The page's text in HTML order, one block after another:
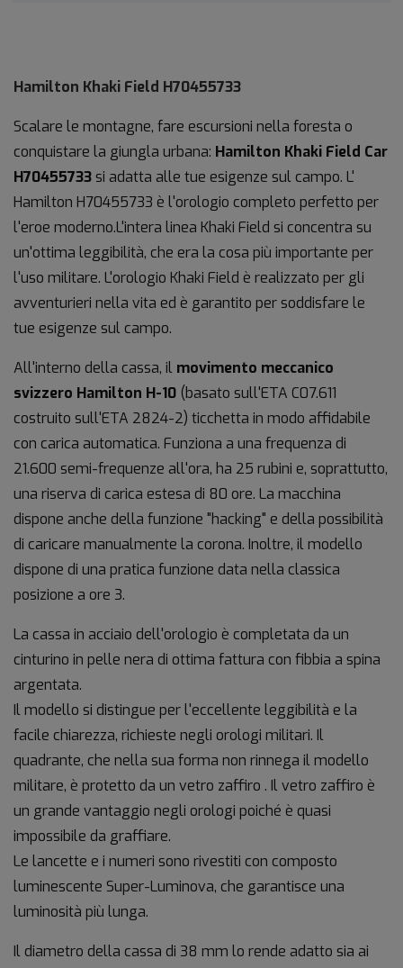
Hamilton Khaki Field H70455733
Scalare le montagne, fare escursioni nella foresta o
conquistare la giungla urbana: Hamilton Khaki Field Car
H70455733si adatta alle tue esigenze sul campo. L'
Hamilton H70455733 è l'orologio completo perfetto per
l'eroe moderno.L'intera linea Khaki Field si concentra su
un'ottima leggibilità, che era la cosa più importante per
l'uso militare. L'orologio Khaki Field è realizzato per gli
avventurieri nella vita ed è garantito per soddisfare le
tue esigenze sul campo.
All'interno della cassa, il movimento meccanico
svizzero Hamilton H-10 (basato sull'ETA C07.611
costruito sull'ETA 2824-2) ticchetta in modo affidabile
con carica automatica. Funziona a una frequenza di
21.600 semi-frequenze all'ora, ha 25 rubini e, soprattutto,
una riserva di carica estesa di 80 ore. La macchina
dispone anche della funzione "hacking" e della possibilità
di caricare manualmente la corona. Inoltre, il modello
dispone di una pratica funzione data nella classica
posizione a ore 3.
La cassa in acciaio dell'orologio è completata da un
cinturino in pelle nera di ottima fattura con fibbia a spina
argentata.
Il modello si distingue per l'eccellente leggibilità e la
facile chiarezza, richieste negli orologi militari. Il
quadrante, che nella sua forma non rinnega il modello
militare, è protetto da un vetro zaffiro . Il vetro zaffiro è
un grande vantaggio negli orologi poiché è quasi
impossibile da graffiare.
Le lancette e i numeri sono rivestiti con composto
luminescente Super-Luminova, che garantisce una
luminosità più lunga.
Il diametro della cassa di 38 mm lo rende adatto sia ai